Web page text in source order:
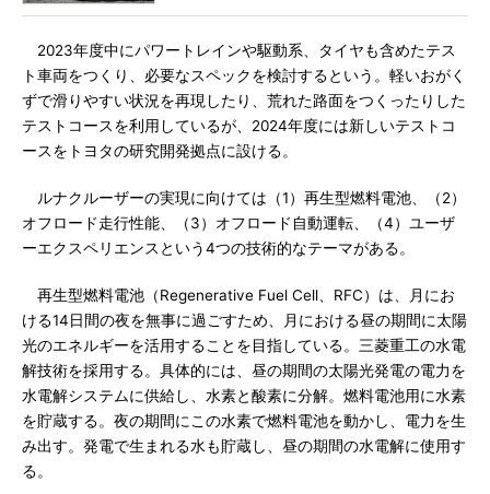
2023年度中にパワートレインや駆動系、タイヤも含めたテス
ト車両をつくり、必要なスペックを検討するという。軽いおがく
ずで滑りやすい状況を再現したり、荒れた路面をつくったりした
テストコースを利用しているが、2024年度には新しいテストコ
ースをトヨタの研究開発拠点に設ける。
ルナクルーザーの実現に向けては（1）再生型燃料電池、（2）
オフロード走行性能、（3）オフロード自動運転、（4）ユーザ
ーエクスペリエンスという4つの技術的なテーマがある。
再生型燃料電池（Regenerative Fuel Cell、RFC）は、月にお
ける14日間の夜を無事に過ごすため、月における昼の期間に太陽
光のエネルギーを活用することを目指している。三菱重工の水電
解技術を採用する。具体的には、昼の期間の太陽光発電の電力を
水電解システムに供給し、水素と酸素に分解。燃料電池用に水素
を貯蔵する。夜の期間にこの水素で燃料電池を動かし、電力を生
み出す。発電で生まれる水も貯蔵し、昼の期間の水電解に使用す
る。